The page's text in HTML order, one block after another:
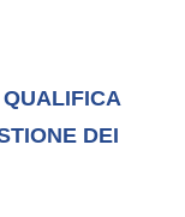
DEI